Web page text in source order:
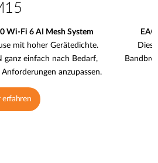
Wi-Fi 6 AI Mesh System
mit hoher Gerätedichte.
ganz einfach nach Bedarf,
anzupassen.
erfahren